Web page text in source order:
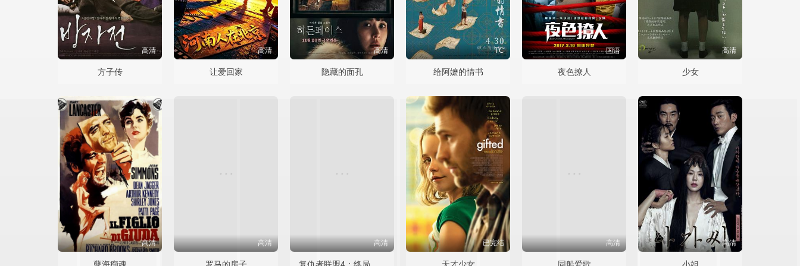
高清
方子传
高清
让爱回家
高清
隐藏的面孔
TC
给阿嬷的情书
国语
夜色撩人
高清
少女
高清 高清 高清 已完结 高清 高清